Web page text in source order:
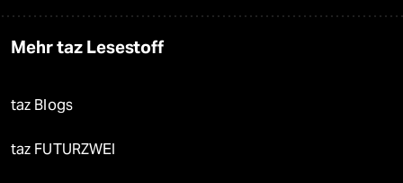
Mehr taz Lesestoff
taz Blogs
taz FUTURZWEI